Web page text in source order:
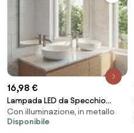
16,98 €
Lampada LED da Specchio
50cm Cromo 8W IP44 Tripla
Installazione Colore Bianco
Con illuminazione, in metallo
Disponibile